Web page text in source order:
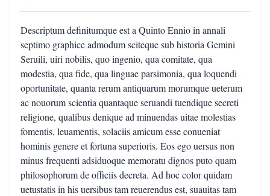
Descriptum definitumque est a Quinto Ennio in annali
septimo graphice admodum sciteque sub historia Gemini
Seruili, uiri nobilis, quo ingenio, qua comitate, qua
modestia, qua fide, qua linguae parsimonia, qua loquendi
oportunitate, quanta rerum antiquarum morumque ueterum
ac nouorum scientia quantaque seruandi tuendique secreti
religione, qualibus denique ad minuendas uitae molestias
fomentis, leuamentis, solaciis amicum esse conueniat
hominis genere et fortuna superioris. Eos ego uersus non
minus frequenti adsiduoque memoratu dignos puto quam
philosophorum de officiis decreta. Ad hoc color quidam
uetustatis in his uersibus tam reuerendus est, suauitas tam